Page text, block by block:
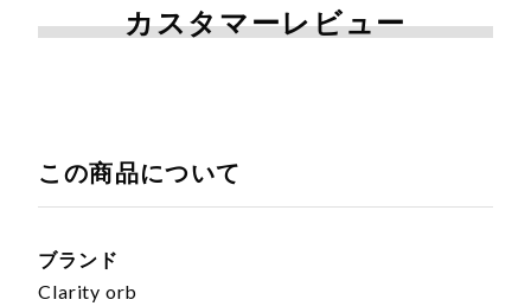
カスタマーレビュー
この商品について
ブランド
Clarity orb